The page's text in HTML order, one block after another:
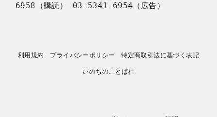
6958（購読） 03-5341-6954（広告）
利用規約 プライバシーポリシー
特定商取引法に基づく表記
いのちのことば社